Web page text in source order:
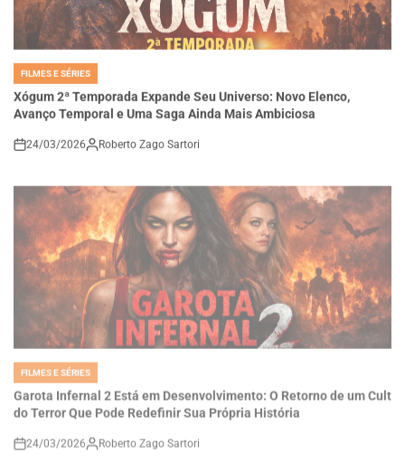
POSTED
IN
FILMES E SÉRIES
Xógum 2ª Temporada Expande Seu Universo: Novo Elenco,
Avanço Temporal e Uma Saga Ainda Mais Ambiciosa
on
24/03/2026 Roberto Zago Sartori
POSTED
IN
FILMES E SÉRIES
Garota Infernal 2 Está em Desenvolvimento: O Retorno de um Cult
do Terror Que Pode Redefinir Sua Própria História
on
24/03/2026 Roberto Zago Sartori